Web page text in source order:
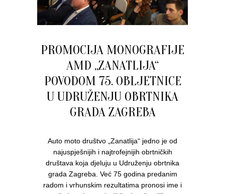
PROMOCIJA MONOGRAFIJE
AMD „ZANATLIJA“
POVODOM 75. OBLJETNICE
U UDRUŽENJU OBRTNIKA
GRADA ZAGREBA
Auto moto društvo „Zanatlija“ jedno je od
najuspješnijih i najtrofejnijih obrtničkih
društava koja djeluju u Udruženju obrtnika
grada Zagreba. Već 75 godina predanim
radom i vrhunskim rezultatima pronosi ime i